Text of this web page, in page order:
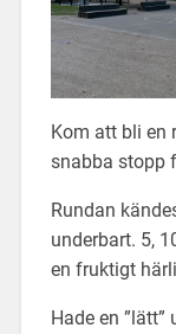
Kom att bli en
snabba stopp
Rundan
underbart. 5,
en fruktigt
Hade en